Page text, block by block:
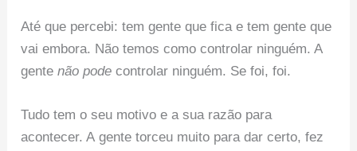
Até que percebi: tem gente que fica e tem gente que
vai embora. Não temos como controlar ninguém. A
gentenão pode controlar ninguém. Se foi, foi.
Tudo tem o seu motivo e a sua razão para
acontecer. A gente torceu muito para dar certo, fez